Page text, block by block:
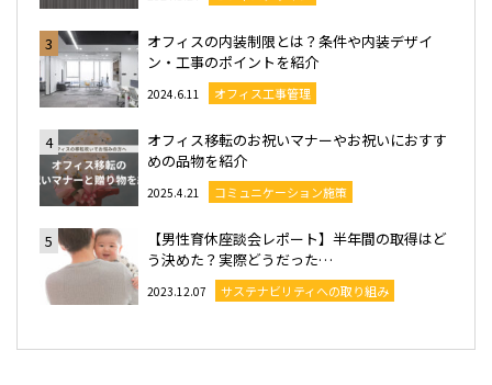
3
オフィスの内装制限とは？条件や内装デザイ
ン・工事のポイントを紹介
2024.6.11 オフィス工事管理
4
オフィス移転のお祝いマナーやお祝いにおすす
めの品物を紹介
2025.4.21 コミュニケーション施策
5
【男性育休座談会レポート】半年間の取得はど
う決めた？実際どうだった…
2023.12.07 サステナビリティへの取り組み